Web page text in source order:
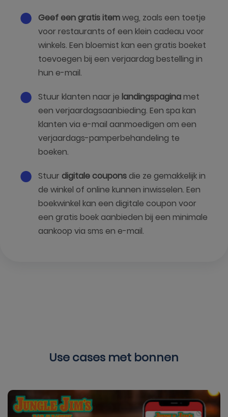
Geef een gratis itemweg, zoals een toetje
voor restaurants of een klein cadeau voor
winkels. Een bloemist kan een gratis boeket
toevoegen bij een verjaardag bestelling in
hun e-mail.
Stuur klanten naar je landingspaginamet
een verjaardagsaanbieding. Een spa kan
klanten via e-mail aanmoedigen om een
verjaardags-pamperbehandeling te
boeken.
Stuur digitale couponsdie ze gemakkelijk in
de winkel of online kunnen inwisselen. Een
boekwinkel kan een digitale coupon voor
een gratis boek aanbieden bij een minimale
aankoop via sms en e-mail.
Use cases met bonnen